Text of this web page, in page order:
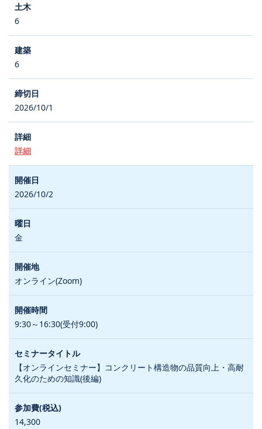
6
6
2026/10/1
詳細
2026/10/2
金
オンライン(Zoom)
9:30～16:30(受付9:00)
【オンラインセミナー】コンクリート構造物の品質向上・高耐
久化のための知識(後編)
14,300